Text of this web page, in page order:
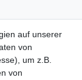
auf unserer
von
um z.B.
von